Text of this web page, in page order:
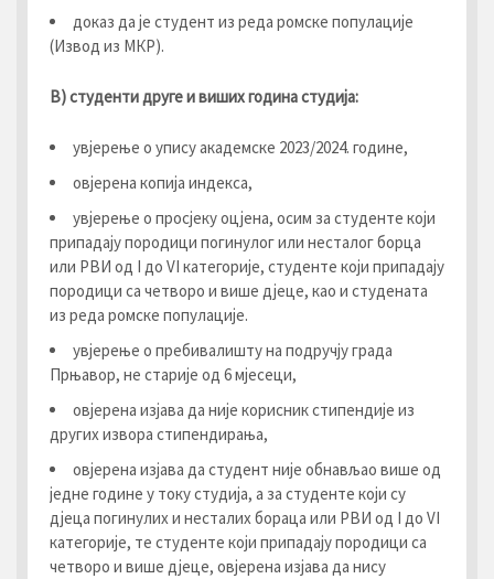
доказ да је студент из реда ромске популације
(Извод из МКР).
В) студенти друге и виших година студија:
увјерење о упису академске 2023/2024. године,
овјерена копија индекса,
увјерење о просјеку оцјена, осим за студенте који
припадају породици погинулог или несталог борца
или РВИ од I до VI категорије, студенте који припадају
породици са четворо и више дјеце, као и студената
из реда ромске популације.
увјерење о пребивалишту на подручју града
Прњавор, не старије од 6 мјесеци,
овјерена изјава да није корисник стипендије из
других извора стипендирања,
овјерена изјава да студент није обнављао више од
једне године у току студија, а за студенте који су
дјеца погинулих и несталих бораца или РВИ од I до VI
категорије, те студенте који припадају породици са
четворо и више дјеце, овјерена изјава да нису